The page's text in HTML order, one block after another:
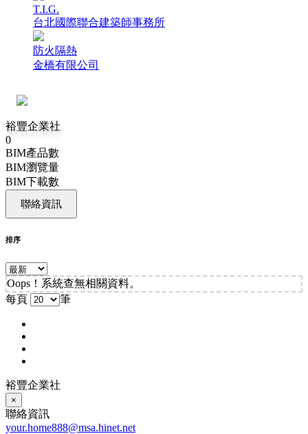
T.I.G.
台北國際聯合建築師事務所
防火隔熱
金橋有限公司
裕豐企業社
0
BIM產品數
BIM瀏覽量
BIM下載數
聯絡資訊
排序
Oops！系統查無相關資料。
每頁
筆
裕豐企業社
×
聯絡資訊
your.home888@msa.hinet.net